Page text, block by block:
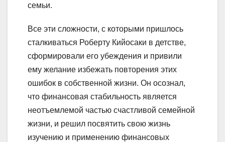
семьи.
Все эти сложности, с которыми пришлось
сталкиваться Роберту Кийосаки в детстве,
сформировали его убеждения и привили
ему желание избежать повторения этих
ошибок в собственной жизни. Он осознал,
что финансовая стабильность является
неотъемлемой частью счастливой семейной
жизни, и решил посвятить свою жизнь
изучению и применению финансовых